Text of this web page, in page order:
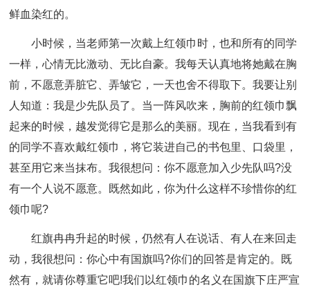
鲜血染红的。
小时候，当老师第一次戴上红领巾时，也和所有的同学
一样，心情无比激动、无比自豪。我每天认真地将她戴在胸
前，不愿意弄脏它、弄皱它，一天也舍不得取下。我要让别
人知道：我是少先队员了。当一阵风吹来，胸前的红领巾飘
起来的时候，越发觉得它是那么的美丽。现在，当我看到有
的同学不喜欢戴红领巾，将它装进自己的书包里、口袋里，
甚至用它来当抹布。我很想问：你不愿意加入少先队吗?没
有一个人说不愿意。既然如此，你为什么这样不珍惜你的红
领巾呢?
红旗冉冉升起的时候，仍然有人在说话、有人在来回走
动，我很想问：你心中有国旗吗?你们的回答是肯定的。既
然有，就请你尊重它吧!我们以红领巾的名义在国旗下庄严宣